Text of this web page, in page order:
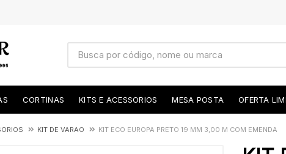
CORTINAS KITS E ACESSORIOS MESA POSTA OFERTA
KIT DE VARAO KIT ECO EUROPA PRETO 19 MM 3,00 M COM EMENDA